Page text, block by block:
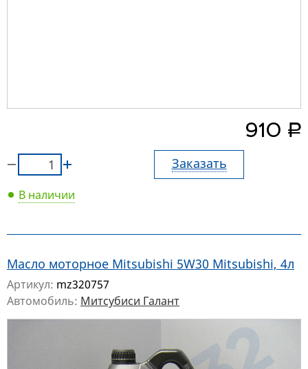
910 руб.
Заказать
В наличии
Масло моторное Mitsubishi 5W30 Mitsubishi, 4л
Артикул: mz320757
Автомобиль: Митсубиси Галант